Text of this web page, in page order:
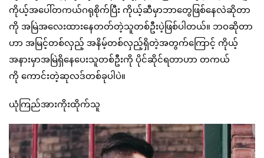
ကိုယ့်အပေါ်တကယ်ဂရုစိုက်ပြီး ကိုယ့်ဆီမှာဘာတွေဖြစ်နေလဲဆိုတာ
ကို အမြဲအလေးထားနေတတ်တဲ့သူတစ်ဦးပဲ့ဖြစ်ပါတယ်။ ဘဝဆိုတာ
ဟာ အမြင့်တစ်လှည့် အနိမ့်တစ်လှည့်ရှိတဲ့အတွက်ကြောင့် ကိုယ့်
အနားမှာအမြဲရှိနေပေးသူတစ်ဦးကို ပိုင်ဆိုင်ရတာဟာ တကယ်
ကို ကောင်းတဲ့ဆုလဒ်တစ်ခုပါပဲ။
ယုံကြည်အားကိုးထိုက်သူ